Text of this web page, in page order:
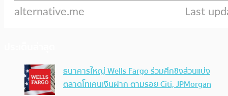
ธนาคารใหญ่ Wells Fargo ร่วมศึกชิงส่วนแบ่ง
ตลาดโทเคนเงินฝาก ตามรอย Citi, JPMorgan